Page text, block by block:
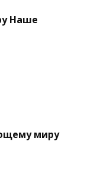
Наше
миру